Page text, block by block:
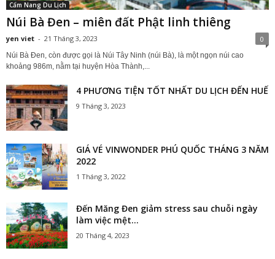
Cẩm Nang Du Lịch
Núi Bà Đen – miên đất Phật linh thiêng
yen viet - 21 Tháng 3, 2023 0
Núi Bà Đen, còn được gọi là Núi Tây Ninh (núi Bà), là một ngọn núi cao
khoảng 986m, nằm tại huyện Hòa Thành,...
4 PHƯƠNG TIỆN TỐT NHẤT DU LỊCH ĐẾN HUẾ
9 Tháng 3, 2023
GIÁ VÉ VINWONDER PHÚ QUỐC THÁNG 3 NĂM
2022
1 Tháng 3, 2022
Đến Măng Đen giảm stress sau chuỗi ngày
làm việc mệt...
20 Tháng 4, 2023